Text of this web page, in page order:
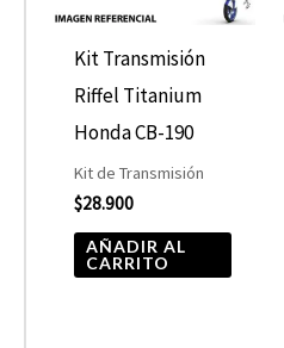
Kit Transmisión
Riffel Titanium
Honda CB-190
Kit de Transmisión
$28.900
AÑADIR AL
CARRITO